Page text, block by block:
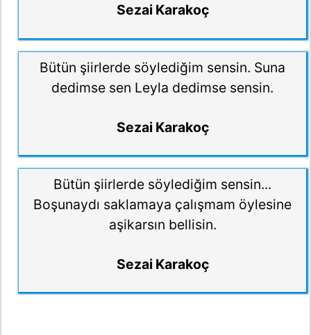
Sezai Karakoç
Bütün şiirlerde söylediğim sensin. Suna
dedimse sen Leyla dedimse sensin.
Sezai Karakoç
Bütün şiirlerde söylediğim sensin...
Boşunaydı saklamaya çalışmam öylesine
aşikarsın bellisin.
Sezai Karakoç